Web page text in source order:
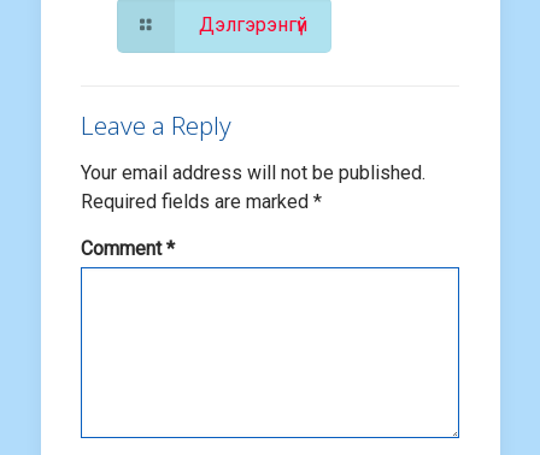
Дэлгэрэнгүй
Leave a Reply
Your email address will not be published.
Required fields are marked *
Comment*